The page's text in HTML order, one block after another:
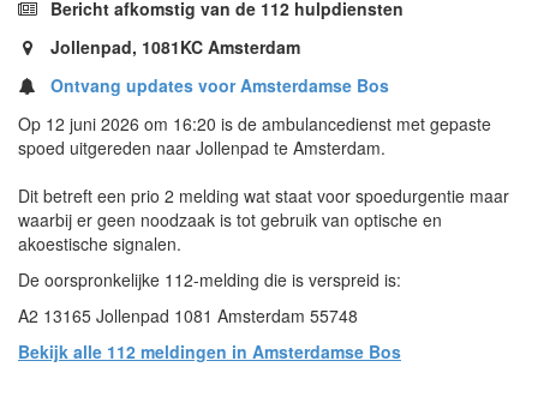
Bericht afkomstig van de 112 hulpdiensten
Jollenpad, 1081KC Amsterdam
Ontvang updates voor Amsterdamse Bos
Op 12 juni 2026 om 16:20 is de ambulancedienst met gepaste
spoed uitgereden naar Jollenpad te Amsterdam.
Dit betreft een prio 2 melding wat staat voor spoedurgentie maar
waarbij er geen noodzaak is tot gebruik van optische en
akoestische signalen.
De oorspronkelijke 112-melding die is verspreid is:
A2 13165 Jollenpad 1081 Amsterdam 55748
Bekijk alle 112 meldingen in Amsterdamse Bos